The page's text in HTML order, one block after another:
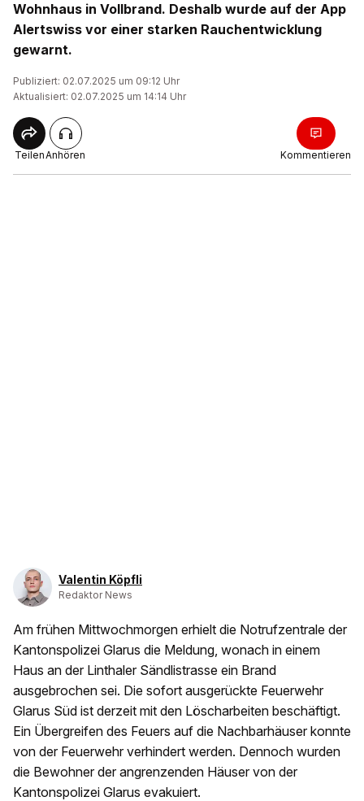
Wohnhaus in Vollbrand. Deshalb wurde auf der App
Alertswiss vor einer starken Rauchentwicklung
gewarnt.
Publiziert: 02.07.2025 um 09:12 Uhr
Aktualisiert: 02.07.2025 um 14:14 Uhr
TeilenAnhören Kommentieren
Valentin Köpfli
Redaktor News
Am frühen Mittwochmorgen erhielt die Notrufzentrale der
Kantonspolizei Glarus die Meldung, wonach in einem
Haus an der Linthaler Sändlistrasse ein Brand
ausgebrochen sei. Die sofort ausgerückte Feuerwehr
Glarus Süd ist derzeit mit den Löscharbeiten beschäftigt.
Ein Übergreifen des Feuers auf die Nachbarhäuser konnte
von der Feuerwehr verhindert werden. Dennoch wurden
die Bewohner der angrenzenden Häuser von der
Kantonspolizei Glarus evakuiert.